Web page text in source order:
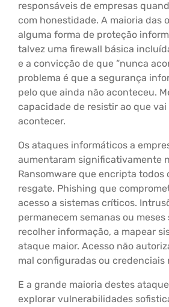
responsáveis de empresas
com honestidade. A maioria das
alguma forma de proteção
talvez uma firewall básica
e a convicção de que “nunca
problema é que a segurança
pelo que ainda não aconteceu.
capacidade de resistir ao que
acontecer.
Os ataques informáticos a
aumentaram significativamente
Ransomware que encripta todos
resgate. Phishing que
acesso a sistemas críticos.
permanecem semanas ou
recolher informação, a mapear
ataque maior. Acesso não
mal configuradas ou credenciais
E a grande maioria destes
explorar vulnerabilidades